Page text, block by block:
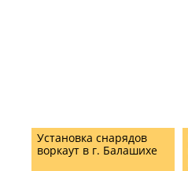
Установка снарядов
воркаут в г. Балашихе